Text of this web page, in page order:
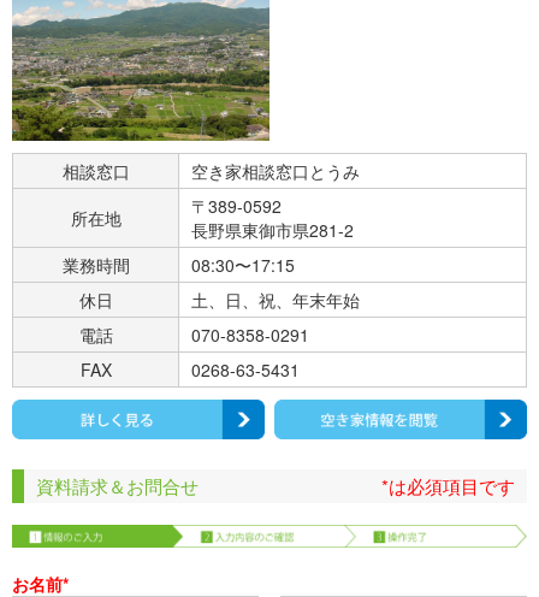
相談窓口
空き家相談窓口とうみ
所在地
〒389-0592
長野県東御市県281-2
業務時間
08:30〜17:15
休日
土、日、祝、年末年始
電話
070-8358-0291
FAX
0268-63-5431
資料請求＆お問合せ *は必須項目です
お名前*